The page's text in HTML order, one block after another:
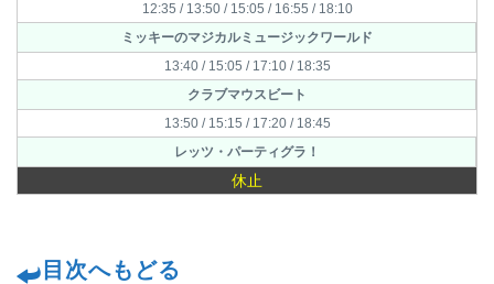
12:35 / 13:50 / 15:05 / 16:55 / 18:10
ミッキーのマジカルミュージックワールド
13:40 / 15:05 / 17:10 / 18:35
クラブマウスビート
13:50 / 15:15 / 17:20 / 18:45
レッツ・パーティグラ！
休止
目次へもどる